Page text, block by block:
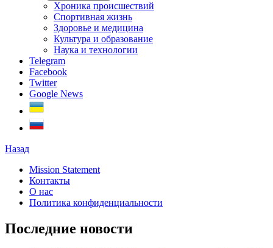
Хроника происшествий
Спортивная жизнь
Здоровье и медицина
Культура и образование
Наука и технологии
Telegram
Facebook
Twitter
Google News
Назад
Mission Statement
Контакты
О нас
Политика конфиденциальности
Последние новости